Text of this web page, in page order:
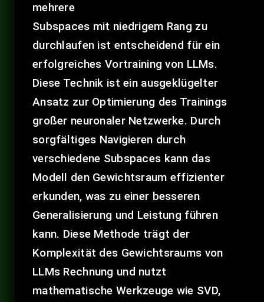
mehrere
Subspaces mit niedrigem Rang zu
durchlaufen ist entscheidend für ein
erfolgreiches Vortraining von LLMs.
Diese Technik ist ein ausgeklügelter
Ansatz zur Optimierung des Trainings
großer neuronaler Netzwerke. Durch
sorgfältiges Navigieren durch
verschiedene Subspaces kann das
Modell den Gewichtsraum effizienter
erkunden, was zu einer besseren
Generalisierung und Leistung führen
kann. Diese Methode trägt der
Komplexität des Gewichtsraums von
LLMs Rechnung und nutzt
mathematische Werkzeuge wie SVD,